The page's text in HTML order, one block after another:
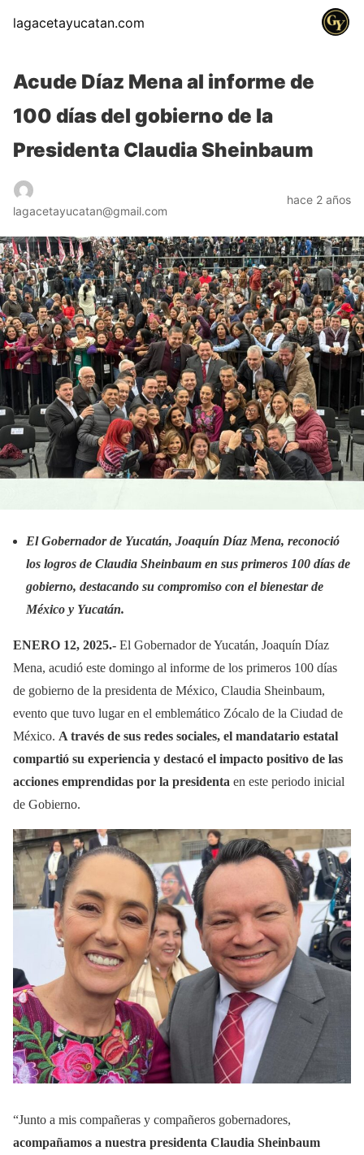
lagacetayucatan.com
Acude Díaz Mena al informe de
100 días del gobierno de la
Presidenta Claudia Sheinbaum
lagacetayucatan@gmail.com
hace 2 años
El Gobernador de Yucatán, Joaquín Díaz Mena, reconoció
los logros de Claudia Sheinbaum en sus primeros 100 días de
gobierno, destacando su compromiso con el bienestar de
México y Yucatán.
ENERO 12, 2025.- El Gobernador de Yucatán, Joaquín Díaz
Mena, acudió este domingo al informe de los primeros 100 días
de gobierno de la presidenta de México, Claudia Sheinbaum,
evento que tuvo lugar en el emblemático Zócalo de la Ciudad de
México. A través de sus redes sociales, el mandatario estatal
compartió su experiencia y destacó el impacto positivo de las
acciones emprendidas por la presidenta en este periodo inicial
de Gobierno.
“Junto a mis compañeras y compañeros gobernadores,
acompañamos a nuestra presidenta Claudia Sheinbaum